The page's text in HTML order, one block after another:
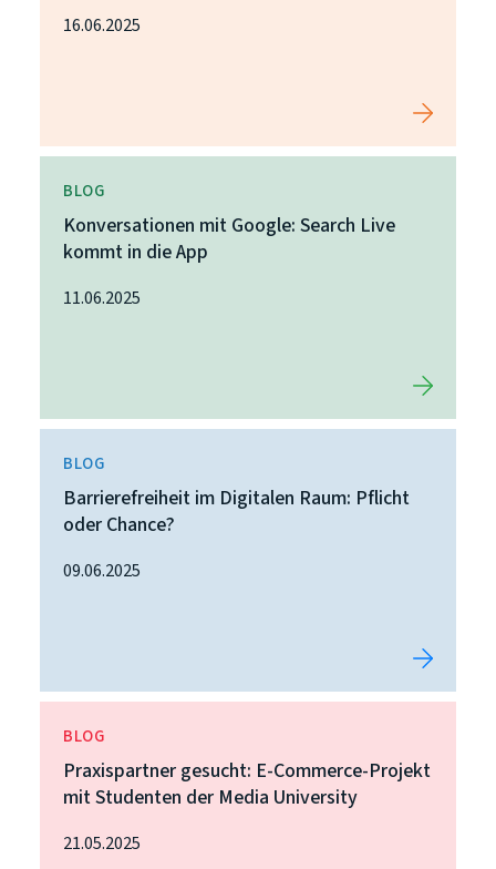
16.06.2025
BLOG
Konversationen mit Google: Search Live
kommt in die App
11.06.2025
BLOG
Barrierefreiheit im Digitalen Raum: Pflicht
oder Chance?
09.06.2025
BLOG
Praxispartner gesucht: E-Commerce-Projekt
mit Studenten der Media University
21.05.2025